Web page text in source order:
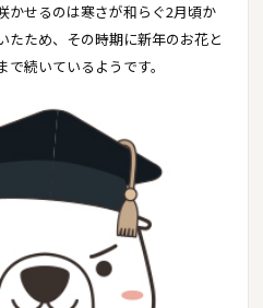
かせるのは寒さが和らぐ2月頃か
たため、その時期に新年のお花と
続いているようです。